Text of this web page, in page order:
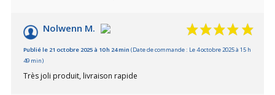
Nolwenn M.
Publié le 21 octobre 2025 à 10 h 24 min (Date de commande : Le 4 octobre 2025 à 15 h
49 min)
Très joli produit, livraison rapide